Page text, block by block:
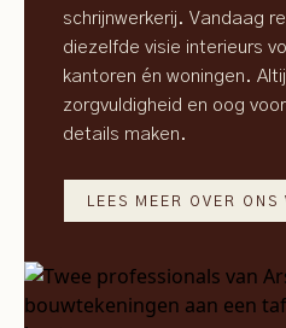
schrijnwerkerij. Vandaag
diezelfde visie interieurs
kantoren én woningen.
zorgvuldigheid en oog
details maken.
LEES MEER OVER ONS